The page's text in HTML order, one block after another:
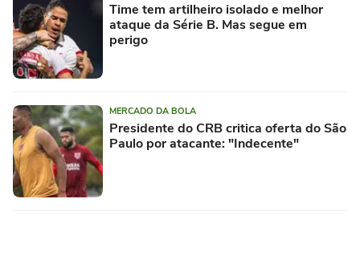
Time tem artilheiro isolado e melhor
ataque da Série B. Mas segue em
perigo
MERCADO DA BOLA
Presidente do CRB critica oferta do São
Paulo por atacante: "Indecente"